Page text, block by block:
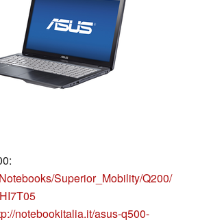
Superior_Mobility/Q200/
notebookitalia.it/asus-q500-